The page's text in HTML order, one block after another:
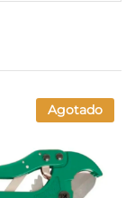
Agotado